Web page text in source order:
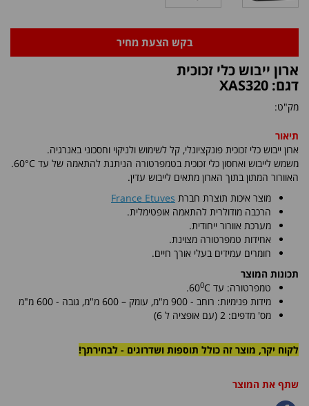
בקש הצעת מחיר
ארון ייבוש כלי זכוכית
דגם: XAS320
מק"ט:
תיאור
ארון ייבוש כלי זכוכית פונקציונלי, קל לשימוש ולניקוי וחסכוני באנרגיה.
משמש לייבוש ואחסון כלי זכוכית בטמפרטורה הניתנת להתאמה של עד 60°C
.
האוורור המתון בתוך הארון מתאים לייבוש עדין.
מוצר איכות תוצרת חברת France Etuves
הרכבה מודולרית להתאמה אופטימלית.
מערכת אוורור ייחודית.
אחידות טמפרטורה מצוינת.
חומרים עמידים בעלי אורך חיים.
תכונות המוצר
טמפרטורה: עד C
600
.
מידות פנימיות: רוחב - 900 מ"מ, עומק – 600 מ"מ
, גובה - 600 מ"מ
מס' מדפים: 2 (עם אופציה ל 6)
לקוח יקר, מוצר זה כולל תוספות ושדרוגים - לבחירתך!
שתף את המוצר